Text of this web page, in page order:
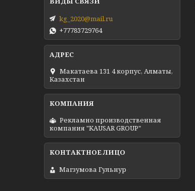
kg_2020@mail.ru
+77783729764
Макатаева 131 4 корпус, Алматы,
Казахстан
Рекламно производственная
компания "KAUSAR GROUP"
Магзумова Гульнур